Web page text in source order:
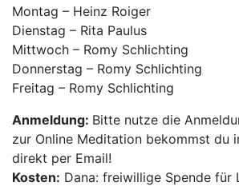
Montag – Heinz Roiger
Dienstag – Rita Paulus
Mittwoch – Romy Schlichting
Donnerstag – Romy Schlichting
Freitag – Romy Schlichting
Anmeldung: Bitte nutze die
zur Online Meditation bekommst du
direkt per Email!
Kosten: Dana: freiwillige Spende für